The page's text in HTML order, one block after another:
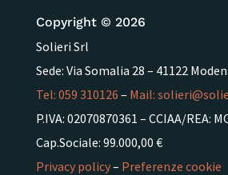
Copyright © 2026
Solieri Srl
Sede: Via Somalia 28 – 41122
Tel: 059 310126 – Mail:
P.IVA: 02070870361 – CCIAA/REA:
Cap.Sociale: 99.000,00 €
Privacy policy– Preferenze cookie